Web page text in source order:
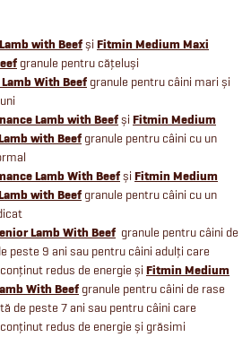
with Beefși Fitmin Medium Maxi
granule pentru cățeluși
With Beef granule pentru câini mari și
Lamb with Beefși Fitmin Medium
with Beef granule pentru câini cu un
Lamb With Beefși Fitmin Medium
with Beef granule pentru câini cu un
Lamb With Beef granule pentru câini de
peste 9 ani sau pentru câini adulți care
redus de energie și Fitmin Medium
With Beef granule pentru câini de rase
de peste 7 ani sau pentru câini care
redus de energie și grăsimi